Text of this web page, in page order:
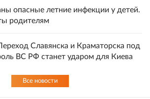
опасные летние инфекции у детей.
родителям
Славянска и Краматорска под
ВС РФ станет ударом для Киева
Все новости